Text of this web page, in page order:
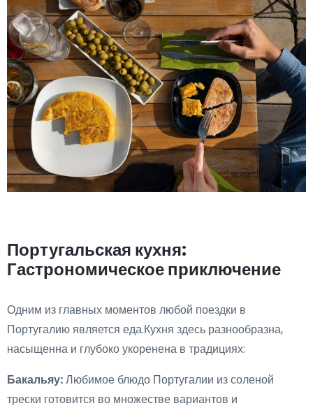
Португальская кухня:
Гастрономическое приключение
Одним из главных моментов любой поездки в
Португалию является еда.Кухня здесь разнообразна,
насыщенна и глубоко укоренена в традициях:
Бакальяу:Любимое блюдо Португалии из соленой
трески готовится во множестве вариантов и